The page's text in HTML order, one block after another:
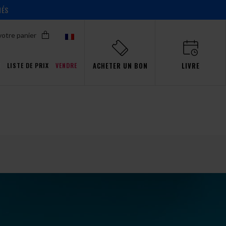
panier
LISTE DE PRIX VENDRE ACHETER UN BON LIVRE